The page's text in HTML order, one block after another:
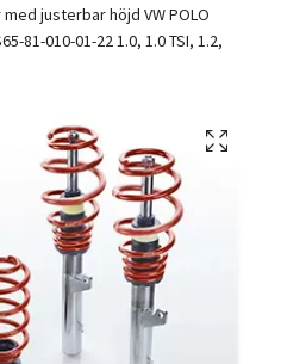
justerbar höjd VW POLO
81-010-01-22 1.0, 1.0 TSI, 1.2,